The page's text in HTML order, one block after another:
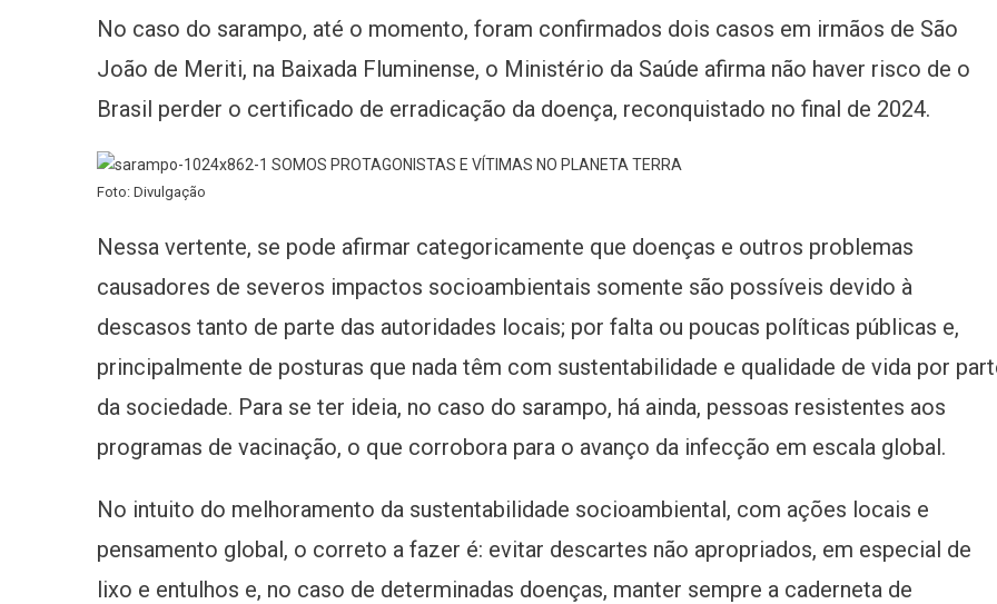
No caso do sarampo, até o momento, foram confirmados dois casos em irmãos de São
João de Meriti, na Baixada Fluminense, o Ministério da Saúde afirma não haver risco de o
Brasil perder o certificado de erradicação da doença, reconquistado no final de 2024.
Foto: Divulgação
Nessa vertente, se pode afirmar categoricamente que doenças e outros problemas
causadores de severos impactos socioambientais somente são possíveis devido à
descasos tanto de parte das autoridades locais; por falta ou poucas políticas públicas e,
principalmente de posturas que nada têm com sustentabilidade e qualidade de vida por
da sociedade. Para se ter ideia, no caso do sarampo, há ainda, pessoas resistentes aos
programas de vacinação, o que corrobora para o avanço da infecção em escala global.
No intuito do melhoramento da sustentabilidade socioambiental, com ações locais e
pensamento global, o correto a fazer é: evitar descartes não apropriados, em especial de
lixo e entulhos e, no caso de determinadas doenças, manter sempre a caderneta de